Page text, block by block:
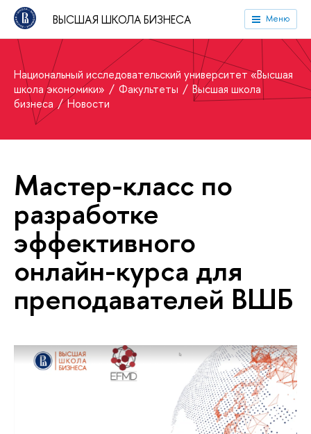
ВЫСШАЯ ШКОЛА БИЗНЕСА Меню
Национальный исследовательский университет «Высшая
школа экономики»
Факультеты
Высшая школа
бизнеса
Новости
Мастер-класс по
разработке
эффективного
онлайн-курса для
преподавателей ВШБ